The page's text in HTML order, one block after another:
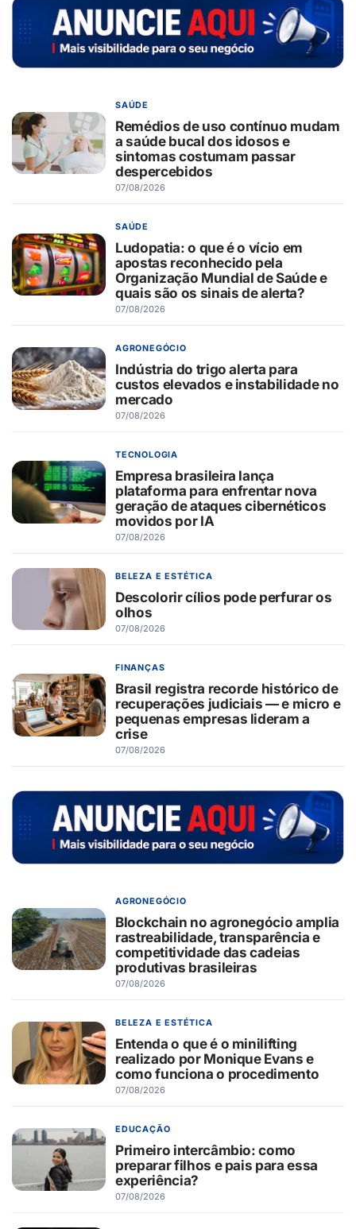
SAÚDE
Remédios de uso contínuo mudam
a saúde bucal dos idosos e
sintomas costumam passar
despercebidos
07/08/2026
SAÚDE
Ludopatia: o que é o vício em
apostas reconhecido pela
Organização Mundial de Saúde e
quais são os sinais de alerta?
07/08/2026
AGRONEGÓCIO
Indústria do trigo alerta para
custos elevados e instabilidade no
mercado
07/08/2026
TECNOLOGIA
Empresa brasileira lança
plataforma para enfrentar nova
geração de ataques cibernéticos
movidos por IA
07/08/2026
BELEZA E ESTÉTICA
Descolorir cílios pode perfurar os
olhos
07/08/2026
FINANÇAS
Brasil registra recorde histórico de
recuperações judiciais — e micro e
pequenas empresas lideram a
crise
07/08/2026
AGRONEGÓCIO
Blockchain no agronegócio amplia
rastreabilidade, transparência e
competitividade das cadeias
produtivas brasileiras
07/08/2026
BELEZA E ESTÉTICA
Entenda o que é o minilifting
realizado por Monique Evans e
como funciona o procedimento
07/08/2026
EDUCAÇÃO
Primeiro intercâmbio: como
preparar filhos e pais para essa
experiência?
07/08/2026